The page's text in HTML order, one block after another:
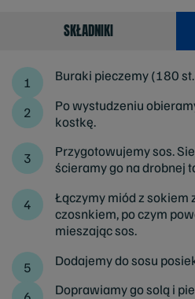
SKŁADNIKI
Buraki pieczemy (180
Po wystudzeniu
kostkę.
Przygotowujemy sos.
ścieramy go na drobnej
Łączymy miód z sokiem
czosnkiem, po czym
mieszając sos.
Dodajemy do sosu
Doprawiamy go solą i